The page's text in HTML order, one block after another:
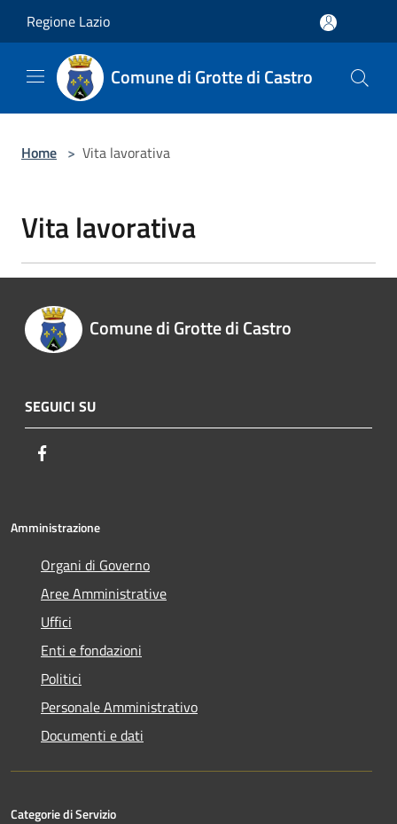
Regione Lazio
Comune di Grotte di Castro
Home > Vita lavorativa
Vita lavorativa
Comune di Grotte di Castro
SEGUICI SU
Amministrazione
Organi di Governo
Aree Amministrative
Uffici
Enti e fondazioni
Politici
Personale Amministrativo
Documenti e dati
Categorie di Servizio